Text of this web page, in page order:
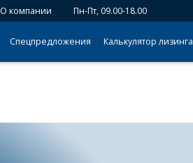
О компании Пн-Пт, 09.00-18.00
Спецпредложения Калькулятор лизинга